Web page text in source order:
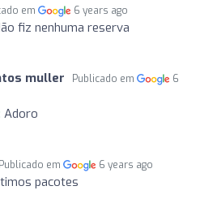
em 6 years ago
fiz nenhuma reserva
muller Publicado em
6
Adoro
Publicado em 6 years ago
pacotes